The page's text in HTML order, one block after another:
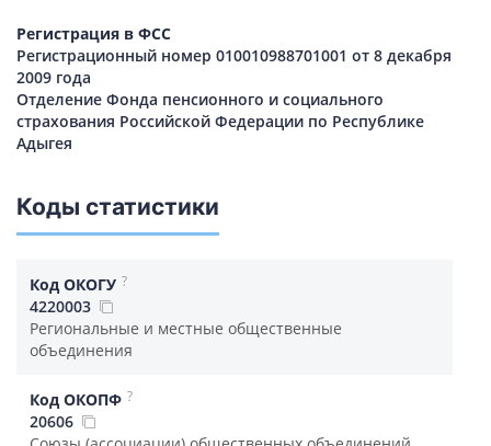
Регистрация в ФСС
Регистрационный номер 010010988701001 от 8 декабря
2009 года
Отделение Фонда пенсионного и социального
страхования Российской Федерации по Республике
Адыгея
Коды статистики
Код ОКОГУ ?
4220003
Региональные и местные общественные
объединения
Код ОКОПФ ?
20606